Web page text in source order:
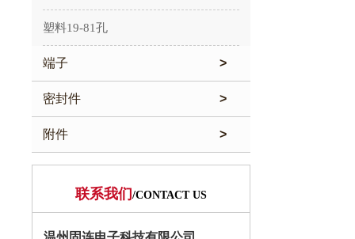
塑料19-81孔
端子 >
密封件 >
附件 >
联系我们 /CONTACT US